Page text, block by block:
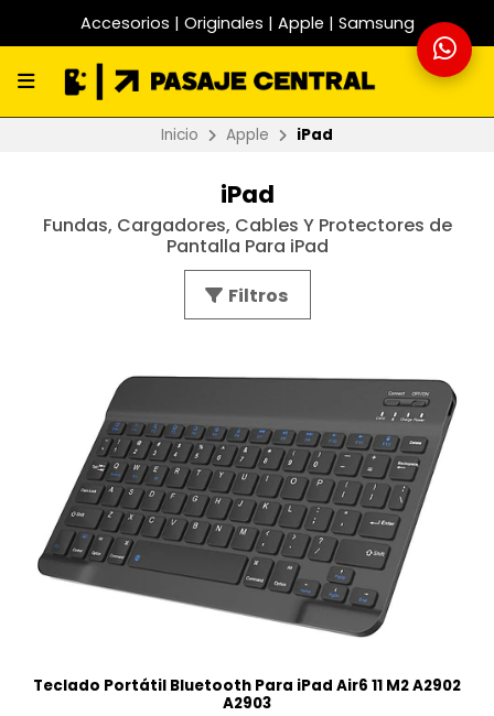
Accesorios | Originales | Apple | Samsung
Inicio Apple iPad
iPad
Fundas, Cargadores, Cables Y Protectores de
Pantalla Para iPad
Filtros
Teclado Portátil Bluetooth Para iPad Air6 11 M2 A2902
A2903